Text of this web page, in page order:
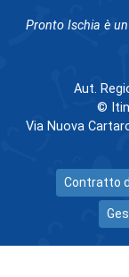
Pronto Ischia è
Aut.
©
Via Nuova
Contratto